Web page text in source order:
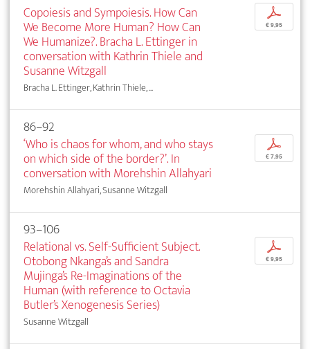
Copoiesis and Sympoiesis. How Can
We Become More Human? How Can
We Humanize?. Bracha L. Ettinger in
conversation with Kathrin Thiele and
Susanne Witzgall
Bracha L. Ettinger, Kathrin Thiele, ...
p
€ 9,95
86–92
‘Who is chaos for whom, and who stays
on which side of the border?’. In
conversation with Morehshin Allahyari
Morehshin Allahyari, Susanne Witzgall
p
€ 7,95
93–106
Relational vs. Self-Sufficient Subject.
Otobong Nkanga’s and Sandra
Mujinga’s Re-Imaginations of the
Human (with reference to Octavia
Butler’s Xenogenesis Series)
Susanne Witzgall
p
€ 9,95